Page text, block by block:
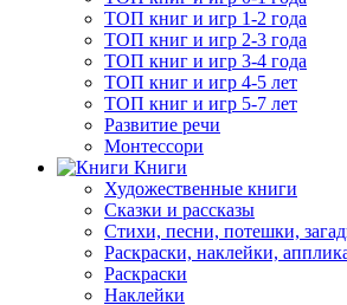
ТОП книг и игр 1-2 года
ТОП книг и игр 2-3 года
ТОП книг и игр 3-4 года
ТОП книг и игр 4-5 лет
ТОП книг и игр 5-7 лет
Развитие речи
Монтессори
Книги
Художественные книги
Сказки и рассказы
Стихи, песни, потешки,
Раскраски, наклейки,
Раскраски
Наклейки